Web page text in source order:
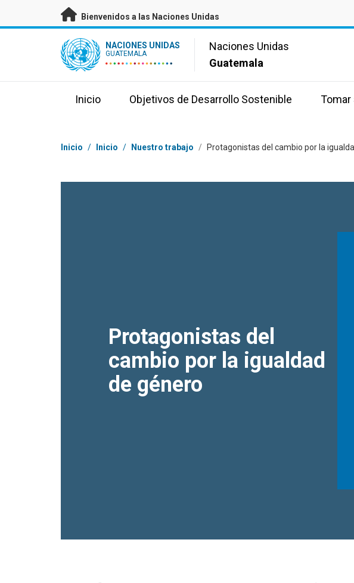
Saltar a contenido principal
Bienvenidos a las Naciones Unidas
UN Logo NACIONES UNIDAS
GUATEMALA
Naciones Unidas
Guatemala
Inicio Objetivos de Desarrollo Sostenible Tomar
Coordenadas dentro de la ruta de navegación
Inicio / Inicio / Nuestro trabajo / Protagonistas del cambio por la
Protagonistas del
cambio por la igualdad
de género